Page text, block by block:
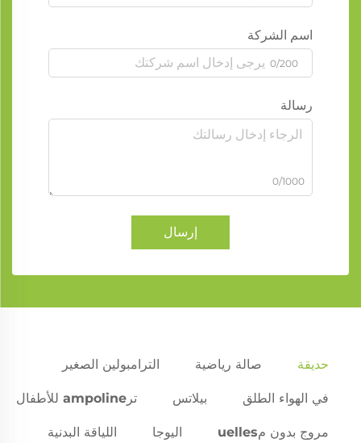
اسم الشركة
0/200
رسالة
0/1000
إرسال
حديقة صالة رياضية الترامبولين الصغير
في الهواء الطلق بيلاتس ترampoline للأطفال
مروج بدون مuelles اليوجا اللياقة البدنية